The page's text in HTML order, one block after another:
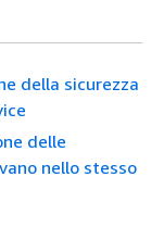
della sicurezza
delle
nello stesso